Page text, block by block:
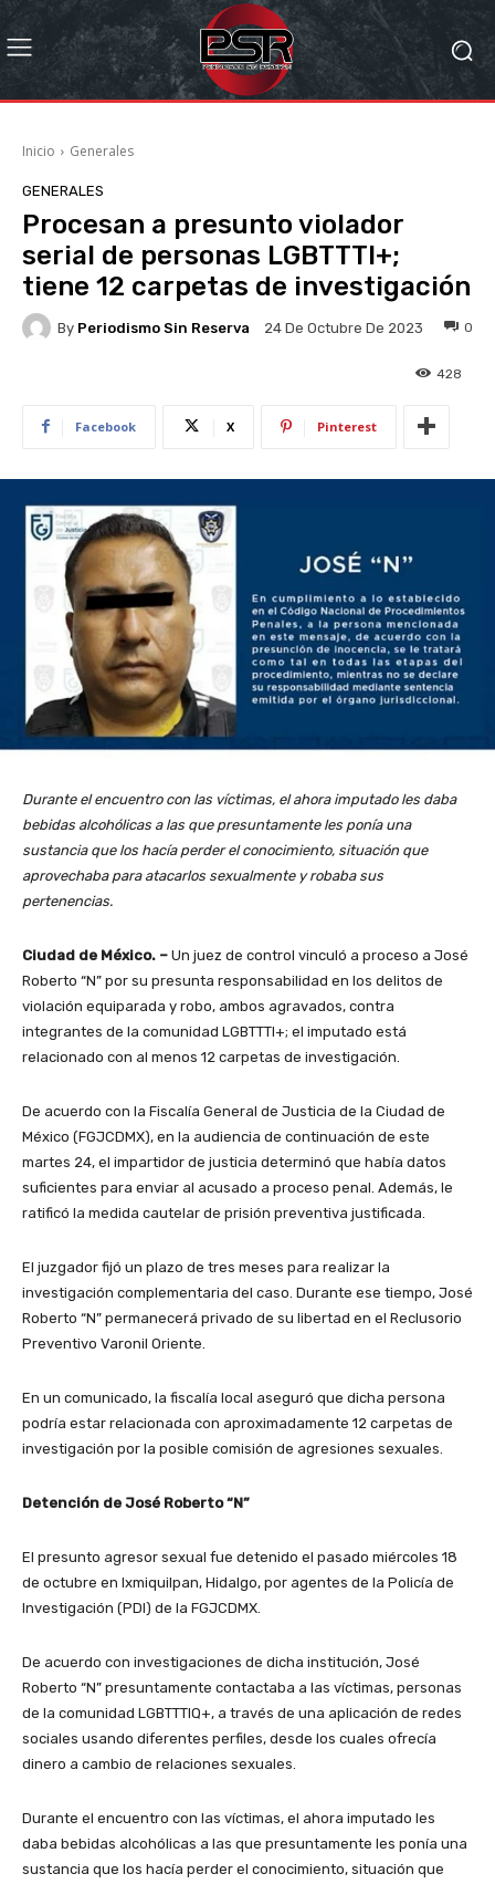
Inicio Generales
GENERALES
Procesan a presunto violador
serial de personas LGBTTTI+;
tiene 12 carpetas de investigación
By Periodismo Sin Reserva 24 De Octubre De 2023 0
428
Facebook X Pinterest
Durante el encuentro con las víctimas, el ahora imputado les daba
bebidas alcohólicas a las que presuntamente les ponía una
sustancia que los hacía perder el conocimiento, situación que
aprovechaba para atacarlos sexualmente y robaba sus
pertenencias.
Ciudad de México. – Un juez de control vinculó a proceso a José
Roberto “N” por su presunta responsabilidad en los delitos de
violación equiparada y robo, ambos agravados, contra
integrantes de la comunidad LGBTTTI+; el imputado está
relacionado con al menos 12 carpetas de investigación.
De acuerdo con la Fiscalía General de Justicia de la Ciudad de
México (FGJCDMX), en la audiencia de continuación de este
martes 24, el impartidor de justicia determinó que había datos
suficientes para enviar al acusado a proceso penal. Además, le
ratificó la medida cautelar de prisión preventiva justificada.
El juzgador fijó un plazo de tres meses para realizar la
investigación complementaria del caso. Durante ese tiempo, José
Roberto “N” permanecerá privado de su libertad en el Reclusorio
Preventivo Varonil Oriente.
En un comunicado, la fiscalía local aseguró que dicha persona
podría estar relacionada con aproximadamente 12 carpetas de
investigación por la posible comisión de agresiones sexuales.
Detención de José Roberto “N”
El presunto agresor sexual fue detenido el pasado miércoles 18
de octubre en Ixmiquilpan, Hidalgo, por agentes de la Policía de
Investigación (PDI) de la FGJCDMX.
De acuerdo con investigaciones de dicha institución, José
Roberto “N” presuntamente contactaba a las víctimas, personas
de la comunidad LGBTTTIQ+, a través de una aplicación de redes
sociales usando diferentes perfiles, desde los cuales ofrecía
dinero a cambio de relaciones sexuales.
Durante el encuentro con las víctimas, el ahora imputado les
daba bebidas alcohólicas a las que presuntamente les ponía una
sustancia que los hacía perder el conocimiento, situación que